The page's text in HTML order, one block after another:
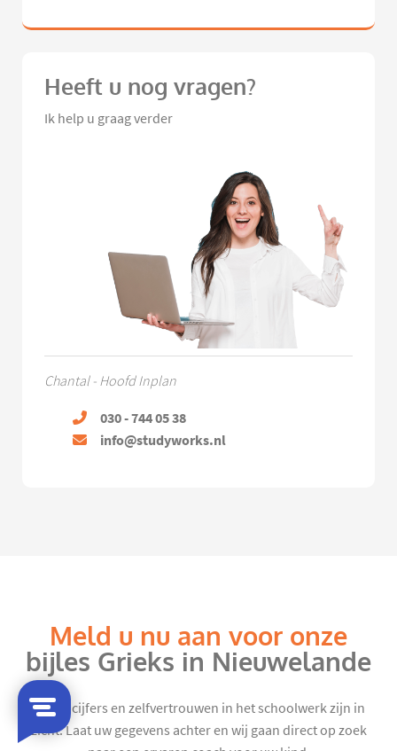
Heeft u nog vragen?
Ik help u graag verder
Chantal - Hoofd Inplan
030 - 744 05 38
info@studyworks.nl
Meld u nu aan voor onze
bijles Grieks in Nieuwelande
Mooie cijfers en zelfvertrouwen in het schoolwerk zijn in
zicht. Laat uw gegevens achter en wij gaan direct op zoek